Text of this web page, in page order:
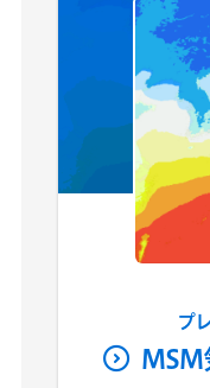
プ
MSM